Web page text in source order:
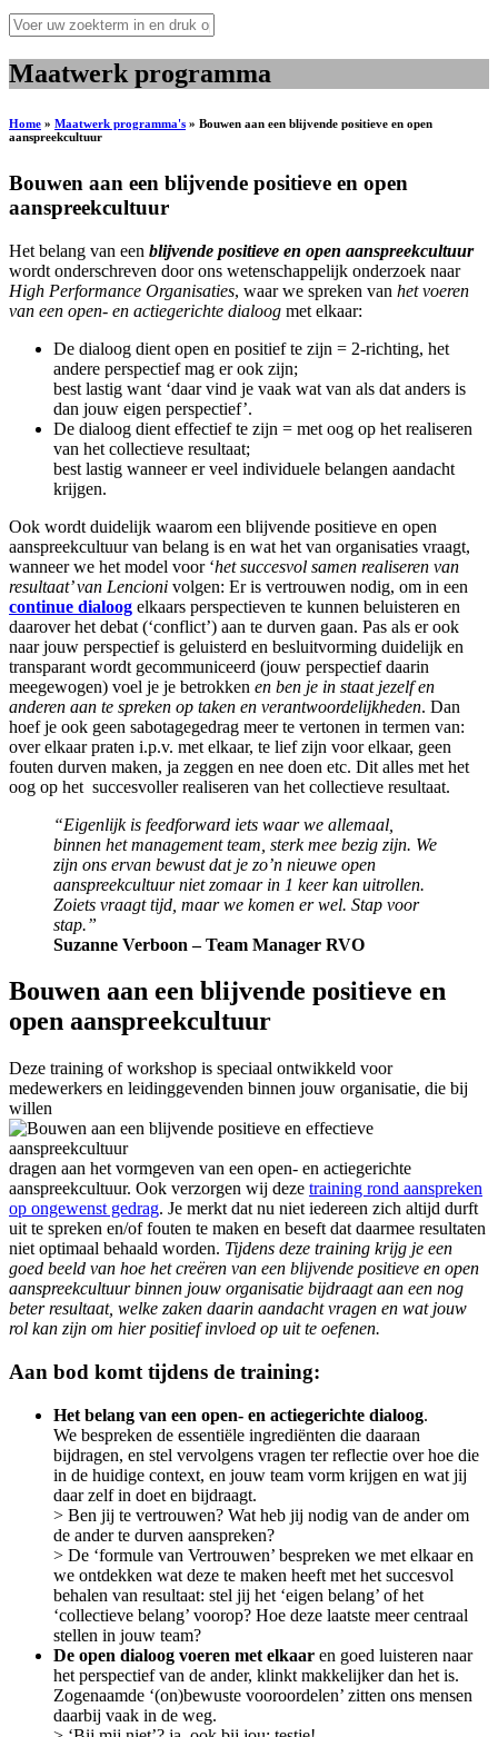
Maatwerk programma
Home » Maatwerk programma's » Bouwen aan een blijvende positieve en open
aanspreekcultuur
Bouwen aan een blijvende positieve en open
aanspreekcultuur
Het belang van een blijvende positieve en open aanspreekcultuur
wordt onderschreven door ons wetenschappelijk onderzoek naar
High Performance Organisaties, waar we spreken van het voeren
van een open- en actiegerichte dialoog met elkaar:
De dialoog dient open en positief te zijn = 2-richting, het
andere perspectief mag er ook zijn;
best lastig want ‘daar vind je vaak wat van als dat anders is
dan jouw eigen perspectief’.
De dialoog dient effectief te zijn = met oog op het realiseren
van het collectieve resultaat;
best lastig wanneer er veel individuele belangen aandacht
krijgen.
Ook wordt duidelijk waarom een blijvende positieve en open
aanspreekcultuur van belang is en wat het van organisaties vraagt,
wanneer we het model voor ‘het succesvol samen realiseren van
resultaat’ van Lencioni volgen: Er is vertrouwen nodig, om in een
continue dialoog elkaars perspectieven te kunnen beluisteren en
daarover het debat (‘conflict’) aan te durven gaan. Pas als er ook
naar jouw perspectief is geluisterd en besluitvorming duidelijk en
transparant wordt gecommuniceerd (jouw perspectief daarin
meegewogen) voel je je betrokken en ben je in staat jezelf en
anderen aan te spreken op taken en verantwoordelijkheden. Dan
hoef je ook geen sabotagegedrag meer te vertonen in termen van:
over elkaar praten i.p.v. met elkaar, te lief zijn voor elkaar, geen
fouten durven maken, ja zeggen en nee doen etc. Dit alles met het
oog op het succesvoller realiseren van het collectieve resultaat.
“Eigenlijk is feedforward iets waar we allemaal,
binnen het management team, sterk mee bezig zijn. We
zijn ons ervan bewust dat je zo’n nieuwe open
aanspreekcultuur niet zomaar in 1 keer kan uitrollen.
Zoiets vraagt tijd, maar we komen er wel. Stap voor
stap.”
Suzanne Verboon – Team Manager RVO
Bouwen aan een blijvende positieve en
open aanspreekcultuur
Deze training of workshop is speciaal ontwikkeld voor
medewerkers en leidinggevenden binnen jouw organisatie, die bij
willen
dragen aan het vormgeven van een open- en actiegerichte
aanspreekcultuur. Ook verzorgen wij deze training rond aanspreken
op ongewenst gedrag. Je merkt dat nu niet iedereen zich altijd durft
uit te spreken en/of fouten te maken en beseft dat daarmee resultaten
niet optimaal behaald worden. Tijdens deze training krijg je een
goed beeld van hoe het creëren van een blijvende positieve en open
aanspreekcultuur binnen jouw organisatie bijdraagt aan een nog
beter resultaat, welke zaken daarin aandacht vragen en wat jouw
rol kan zijn om hier positief invloed op uit te oefenen.
Aan bod komt tijdens de training:
Het belang van een open- en actiegerichte dialoog.
We bespreken de essentiële ingrediënten die daaraan
bijdragen, en stel vervolgens vragen ter reflectie over hoe die
in de huidige context, en jouw team vorm krijgen en wat jij
daar zelf in doet en bijdraagt.
> Ben jij te vertrouwen? Wat heb jij nodig van de ander om
de ander te durven aanspreken?
> De ‘formule van Vertrouwen’ bespreken we met elkaar en
we ontdekken wat deze te maken heeft met het succesvol
behalen van resultaat: stel jij het ‘eigen belang’ of het
‘collectieve belang’ voorop? Hoe deze laatste meer centraal
stellen in jouw team?
De open dialoog voeren met elkaar en goed luisteren naar
het perspectief van de ander, klinkt makkelijker dan het is.
Zogenaamde ‘(on)bewuste vooroordelen’ zitten ons mensen
daarbij vaak in de weg.